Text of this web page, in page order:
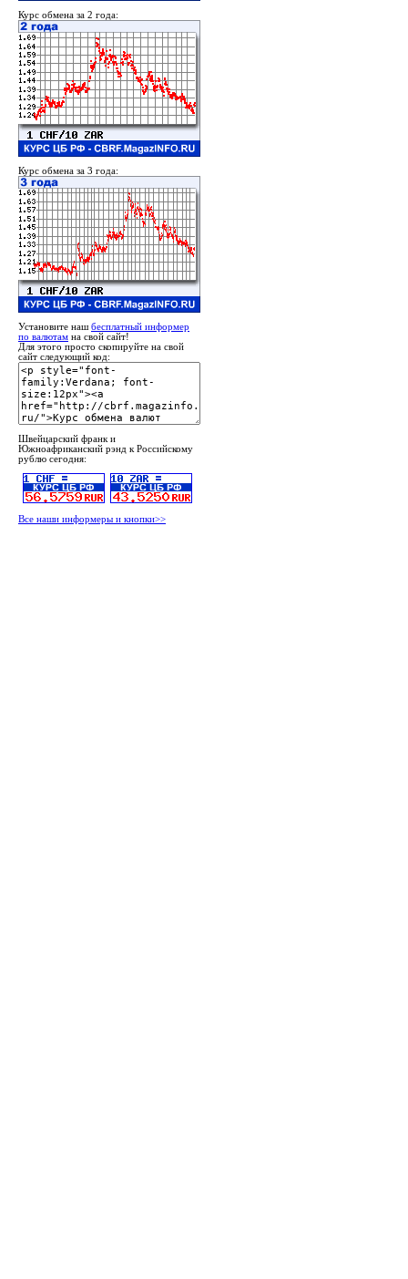
Курс обмена за 2 года:
Курс обмена за 3 года:
Установите наш бесплатный информер
по валютам на свой сайт!
Для этого просто скопируйте на свой
сайт следующий код:
Швейцарский франк и
Южноафриканский рэнд к Российскому
рублю сегодня:
Все наши информеры и кнопки>>